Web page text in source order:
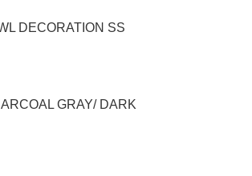
DECORATION SS
GRAY/ DARK